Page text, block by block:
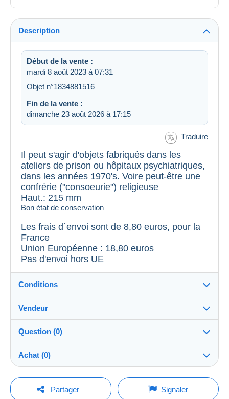
Description
Début de la vente :
mardi 8 août 2023 à 07:31
Objet n°1834881516
Fin de la vente :
dimanche 23 août 2026 à 17:15
Traduire
Il peut s'agir d'objets fabriqués dans les
ateliers de prison ou hôpitaux psychiatriques,
dans les années 1970's. Voire peut-être une
confrérie ("consoeurie") religieuse
Haut.: 215 mm
Bon état de conservation
Les frais d´envoi sont de 8,80 euros, pour la
France
Union Européenne : 18,80 euros
Pas d'envoi hors UE
Conditions
Destination :
Voir la liste des pays
Remise en main propre :
Oui
Envoi après paiement
Vendeur
la_caverne_de_l_ours99%(6615x)
Boutique
Question (0)
Pour poser une question, vous devez ouvrir
une session.
Achat (0)
Dernière actualisation : 07:32:43
Partager Signaler